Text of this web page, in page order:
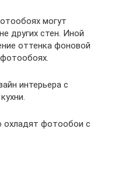
могут
других стен. Иной
оттенка фоновой
интерьера с
охладят фотообои с